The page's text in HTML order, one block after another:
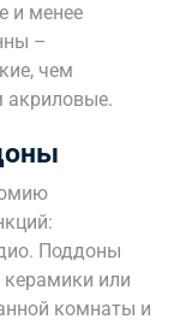
и менее
–
чем
акриловые.
Поддоны
керамики или
комнаты и